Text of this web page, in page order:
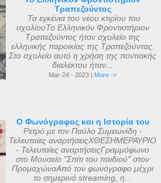
Τραπεζούντος
Τα εγκένια του νέου κτιρίου του
σχολίουΤο Ελληνικόν Φροντιστήριον
Τραπεζούντος ήταν σχολείο της
ελληνικής παροικίας της Τραπεζούντας.
Στο σχολείο αυτό η χρήση της ποντιακής
διαλέκτου ήταν...
Mar-24 - 2023 | More ->
Ο Φωνόγραφος και η Ιστορία του
Ρετρό με τον Παύλο Συμεωνίδη -
Τελευταίες αναρτήσειςΧΘΕΣΗΜΕΡΑΥΡΙΟ
- Τελευταίες αναρτήσειςΓραμμόφωνο
στο Μουσείο "Σπίτι του παιδιού" στον
ΠρομαχώναΑπό τον φωνόγραφο μέχρι
το σημερινό streaming, η...